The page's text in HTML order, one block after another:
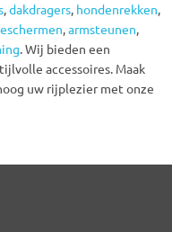
,dakdragers, hondenrekken,
,armsteunen,
. Wij bieden een
accessoires. Maak
uw rijplezier met onze